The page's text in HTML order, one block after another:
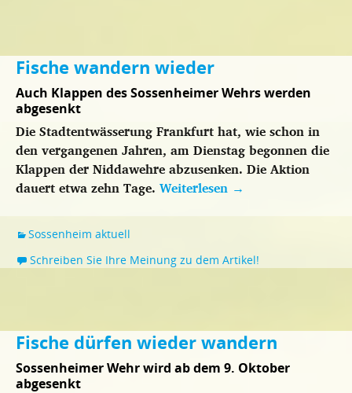
Fische wandern wieder
Auch Klappen des Sossenheimer Wehrs werden
abgesenkt
Die Stadtentwässerung Frankfurt hat, wie schon in
den vergangenen Jahren, am Dienstag begonnen die
Klappen der Niddawehre abzusenken. Die Aktion
dauert etwa zehn Tage. Weiterlesen →
Sossenheim aktuell
Schreiben Sie Ihre Meinung zu dem Artikel!
Fische dürfen wieder wandern
Sossenheimer Wehr wird ab dem 9. Oktober
abgesenkt